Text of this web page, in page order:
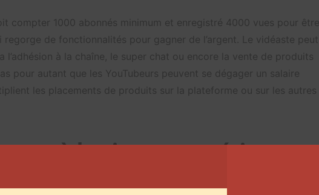
compter 1000 abonnés minimum et enregistré 4000 vues pour être
de fonctionnalités pour gagner de l’argent. Le vidéaste peut
l’adhésion à la chaîne, le super chat ou encore la vente de produits
pour autant que les YouTubeurs peuvent se dégager un salaire
les placements de produits sur la plateforme ou sur les autres
à la vitesse supérieure
a su attirer de nombreux créateurs de contenu désireux de